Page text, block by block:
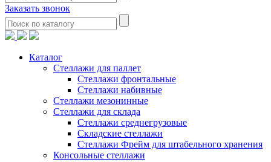
Заказать звонок
Каталог
Стеллажи для паллет
Стеллажи фронтальные
Стеллажи набивные
Стеллажи мезонинные
Стеллажи для склада
Стеллажи среднегрузовые
Складские стеллажи
Стеллажи Фрейм для штабельного хранения
Консольные стеллажи